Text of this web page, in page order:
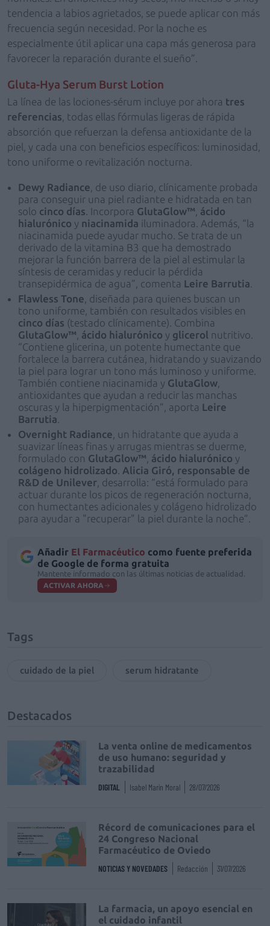
tendencia a labios agrietados, se puede aplicar con más
frecuencia según necesidad. Por la noche es
especialmente útil aplicar una capa más generosa para
favorecer la reparación durante el sueño”.
Gluta-Hya Serum Burst Lotion
La línea de las lociones-sérum incluye por ahora tres
referencias , todas ellas fórmulas ligeras de rápida
absorción que refuerzan la defensa antioxidante de la
piel, y cada una con beneficios específicos: luminosidad,
tono uniforme o revitalización nocturna.
Dewy Radiance , de uso diario, clínicamente probada
para conseguir una piel radiante e hidratada en tan
solo cinco días . Incorpora GlutaGlow™ ácido
hialurónico y niacinamida iluminadora. Además, “la
niacinamida puede ayudar mucho. Se trata de un
derivado de la vitamina B3 que ha demostrado
mejorar la función barrera de la piel al estimular la
síntesis de ceramidas y reducir la pérdida
transepidérmica de agua”, comenta Leire Barrutia
Flawless Tone , diseñada para quienes buscan un
tono uniforme, también con resultados visibles en
cinco días (testado clínicamente). Combina
GlutaGlow™ ácido hialurónico y glicerol nutritivo.
“Contiene glicerina, un potente humectante que
fortalece la barrera cutánea, hidratando y suavizando
la piel para lograr un tono más luminoso y uniforme.
También contiene niacinamida y GlutaGlow
antioxidantes que ayudan a reducir las manchas
oscuras y la hiperpigmentación”, aporta Leire
Barrutia
Overnight Radiance , un hidratante que ayuda a
suavizar líneas finas y arrugas mientras se duerme,
formulado con GlutaGlow™ ácido hialurónico y
colágeno hidrolizado Alicia Giró, responsable de
R&D de Unilever , desarrolla: “está formulado para
actuar durante los picos de regeneración nocturna,
con humectantes adicionales y colágeno hidrolizado
para ayudar a "recuperar" la piel durante la noche”.
Añadir El Farmacéutico como fuente preferida
de Google de forma gratuita
Mantente informado con las últimas noticias de actualidad.
ACTIVAR AHORA
Tags
cuidado de la piel serum hidratante
Destacados
La venta online de medicamentos
de uso humano: seguridad y
trazabilidad
DIGITAL Isabel Marín Moral 28/07/2026
Récord de comunicaciones para el
24 Congreso Nacional
Farmacéutico de Oviedo
NOTICIAS Y NOVEDADES Redacción 31/07/2026
La farmacia, un apoyo esencial en
el cuidado infantil